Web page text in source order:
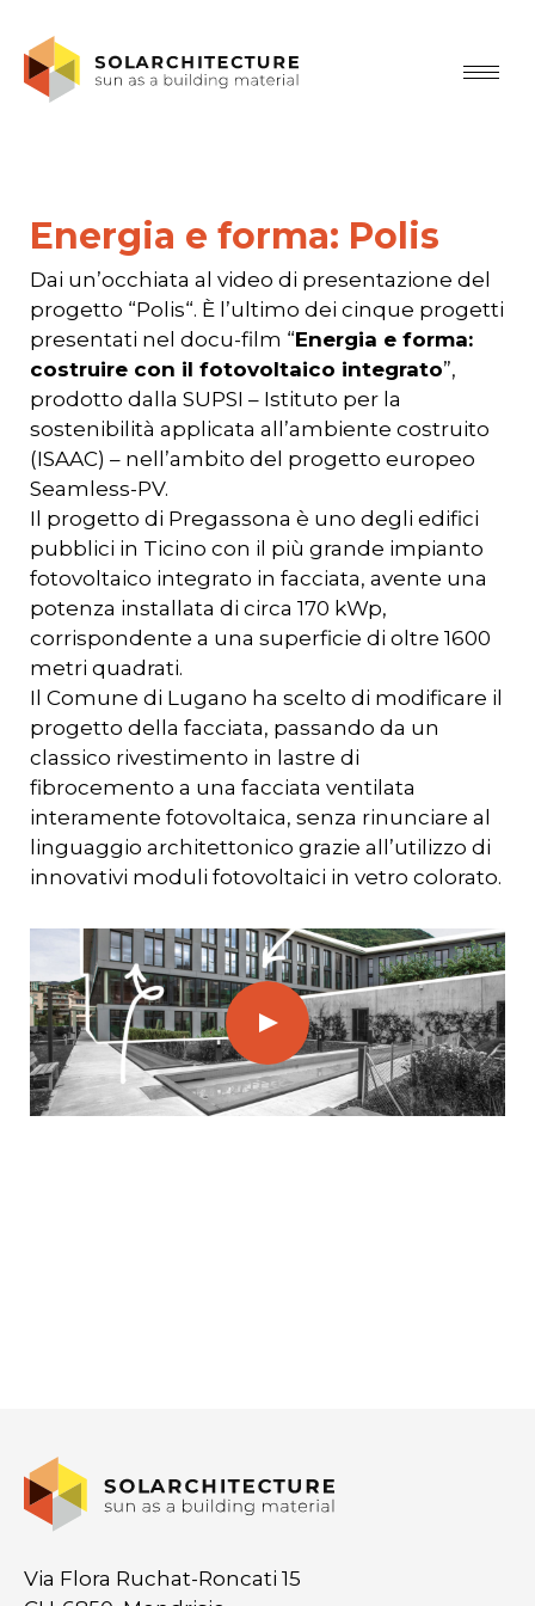
Energia e forma: Polis
Dai un’occhiata al video di presentazione del
progetto “Polis“. È l’ultimo dei cinque progetti
presentati nel docu-film “Energia e forma:
costruire con il fotovoltaico integrato”,
prodotto dalla SUPSI – Istituto per la
sostenibilità applicata all’ambiente costruito
(ISAAC) – nell’ambito del progetto europeo
Seamless-PV.
Il progetto di Pregassona è uno degli edifici
pubblici in Ticino con il più grande impianto
fotovoltaico integrato in facciata, avente una
potenza installata di circa 170 kWp,
corrispondente a una superficie di oltre 1600
metri quadrati.
Il Comune di Lugano ha scelto di modificare il
progetto della facciata, passando da un
classico rivestimento in lastre di
fibrocemento a una facciata ventilata
interamente fotovoltaica, senza rinunciare al
linguaggio architettonico grazie all’utilizzo di
innovativi moduli fotovoltaici in vetro colorato.
Via Flora Ruchat-Roncati 15